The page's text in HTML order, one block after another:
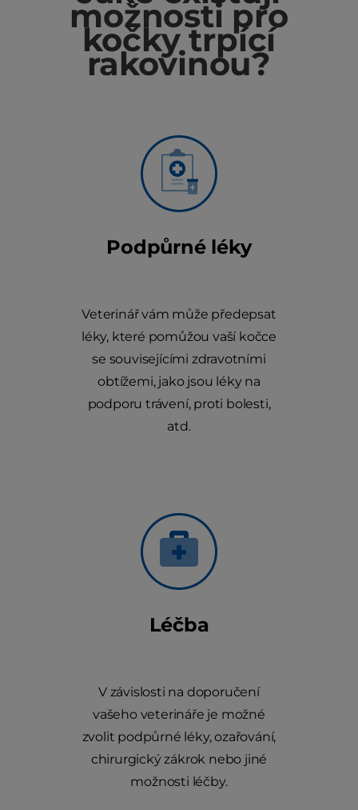
možnosti pro
kočky trpící
rakovinou?
Podpůrné léky
Veterinář vám může předepsat
léky, které pomůžou vaší kočce
se souvisejícími zdravotními
obtížemi, jako jsou léky na
podporu trávení, proti bolesti,
atd.
Léčba
V závislosti na doporučení
vašeho veterináře je možné
zvolit podpůrné léky, ozařování,
chirurgický zákrok nebo jiné
možnosti léčby.